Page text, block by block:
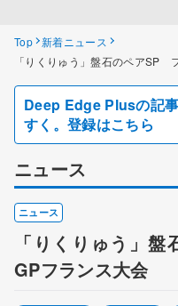
Top 新着ニュース
「りくりゅう」盤石のペアSP
Deep Edge Plusの記
すく。登録はこちら
ニュース
ニュース
「りくりゅう」
GPフランス大会